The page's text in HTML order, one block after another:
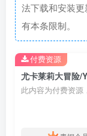
法下载和安装
有本条限制。
尤卡莱莉大冒险
此内容为付费资源
付费资源